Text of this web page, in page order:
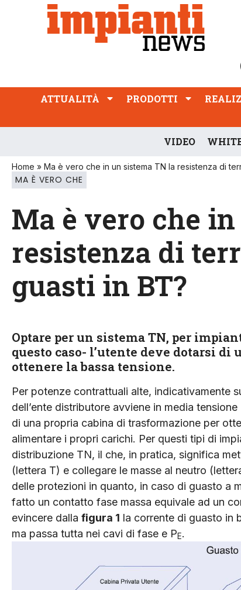
ATTUALITÀ PRODOTTI
PROFESSIONE
ATTUALITÀ PRODOTTI
VIDEO
Home » Ma è vero che in un sistema TN la resistenza di
MA È VERO CHE
Ma è vero che
resistenza di
guasti in BT?
Optare per un sistema TN, per
questo caso- l’utente deve dotarsi
ottenere la bassa tensione.
Per potenze contrattuali alte, indicativamente
dell’ente distributore avviene in media
di una propria cabina di trasformazione per
alimentare i propri carichi. Per questi tipi di
distribuzione TN, il che, in pratica, significa
(lettera T) e collegare le masse al neutro
delle protezioni in quanto, in caso di guasto a
fatto un contatto fase massa equivale ad un
evincere dalla figura 1 la corrente di guasto in
ma passa tutta nei cavi di fase e PE.